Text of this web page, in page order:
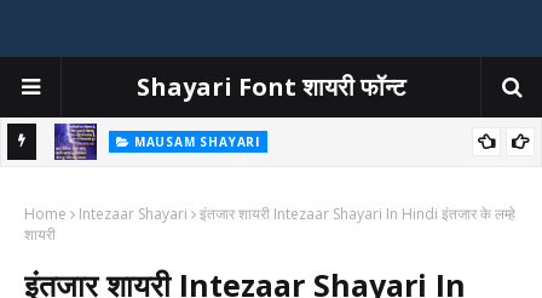
Shayari Font शायरी फॉन्ट
MAUSAM SHAYARI
Home Intezaar Shayari
इंतजार शायरी Intezaar Shayari In Hindi इंतजार के लम्हे
शायरी
इंतजार शायरी Intezaar Shayari In